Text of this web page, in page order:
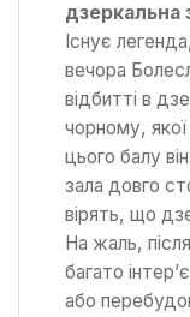
дзеркальна
Існує
вечора
відбитті в
чорному,
цього балу
зала довго
вірять, що
На жаль,
багато
або